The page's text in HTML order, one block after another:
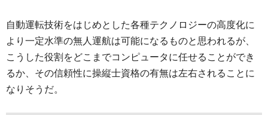
自動運転技術をはじめとした各種テクノロジーの高度化に
より一定水準の無人運航は可能になるものと思われるが、
こうした役割をどこまでコンピュータに任せることができ
るか、その信頼性に操縦士資格の有無は左右されることに
なりそうだ。